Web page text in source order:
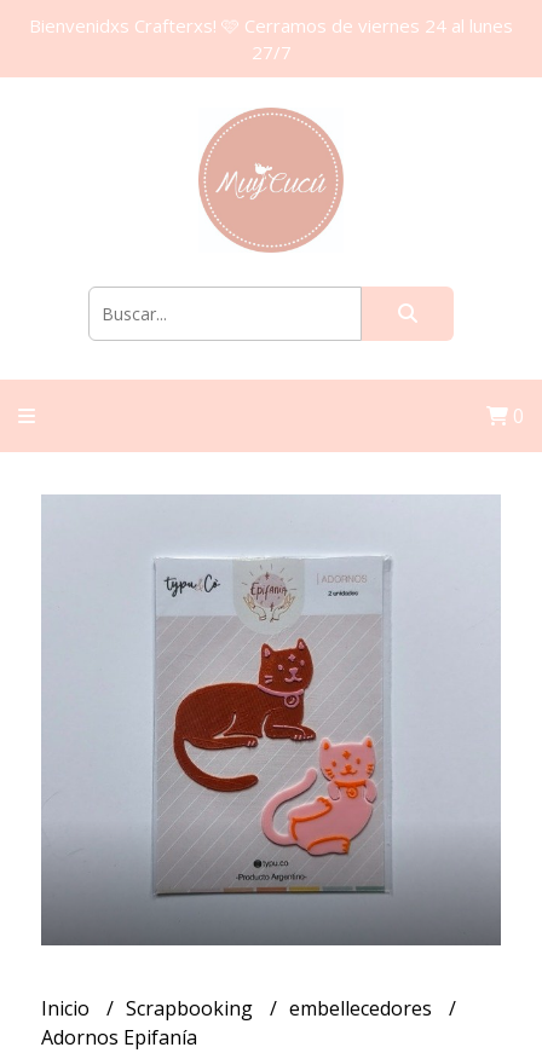
Bienvenidxs Crafterxs! 🩷 Cerramos de viernes 24 al lunes
27/7
0
Inicio Scrapbooking
embellecedores
Adornos Epifanía